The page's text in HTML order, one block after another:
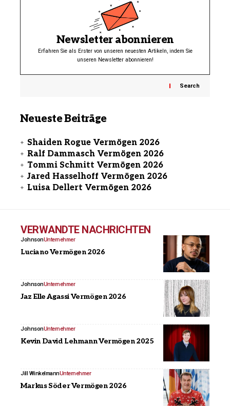
Newsletter abonnieren
Erfahren Sie als Erster von unseren neuesten Artikeln, indem Sie
unseren Newsletter abonnieren!
Search
Neueste Beiträge
Shaiden Rogue Vermögen 2026
Ralf Dammasch Vermögen 2026
Tommi Schmitt Vermögen 2026
Jared Hasselhoff Vermögen 2026
Luisa Dellert Vermögen 2026
VERWANDTE NACHRICHTEN
JohnsonUnternehmer
Luciano Vermögen 2026
JohnsonUnternehmer
Jaz Elle Agassi Vermögen 2026
JohnsonUnternehmer
Kevin David Lehmann Vermögen 2025
Jill WinkelmannUnternehmer
Markus Söder Vermögen 2026